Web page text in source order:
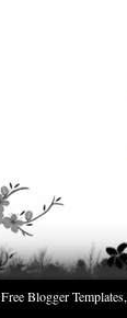
Free Blogger Templates,